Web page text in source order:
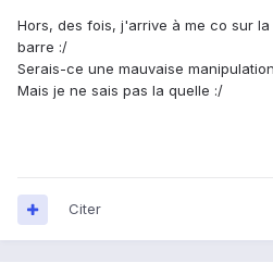
Hors, des fois, j'arrive à me co sur la
barre :/
Serais-ce une mauvaise
Mais je ne sais pas la quelle :/
Citer